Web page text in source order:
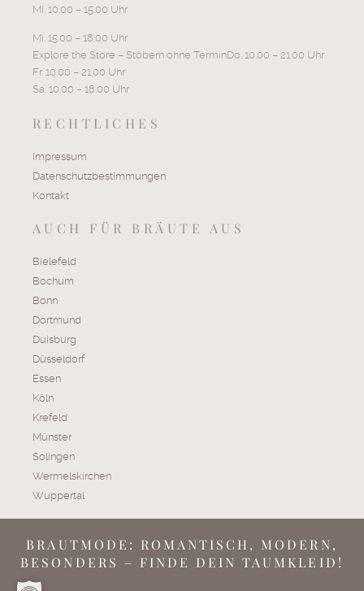
Mi. 10.00 – 15.00 Uhr
Mi. 15.00 – 18.00 Uhr
Explore the Store – Stöbern ohne TerminDo. 10.00 – 21.00 Uhr
Fr. 10.00 – 21.00 Uhr
Sa. 10.00 – 18.00 Uhr
RECHTLICHES
Impressum
Datenschutzbestimmungen
Kontakt
AUCH FÜR BRÄUTE AUS
Bielefeld
Bochum
Bonn
Dortmund
Duisburg
Düsseldorf
Essen
Köln
Krefeld
Münster
Solingen
Wermelskirchen
Wuppertal
BRAUTMODE: ROMANTISCH, MODERN,
BESONDERS – FINDE DEIN TAUMKLEID!